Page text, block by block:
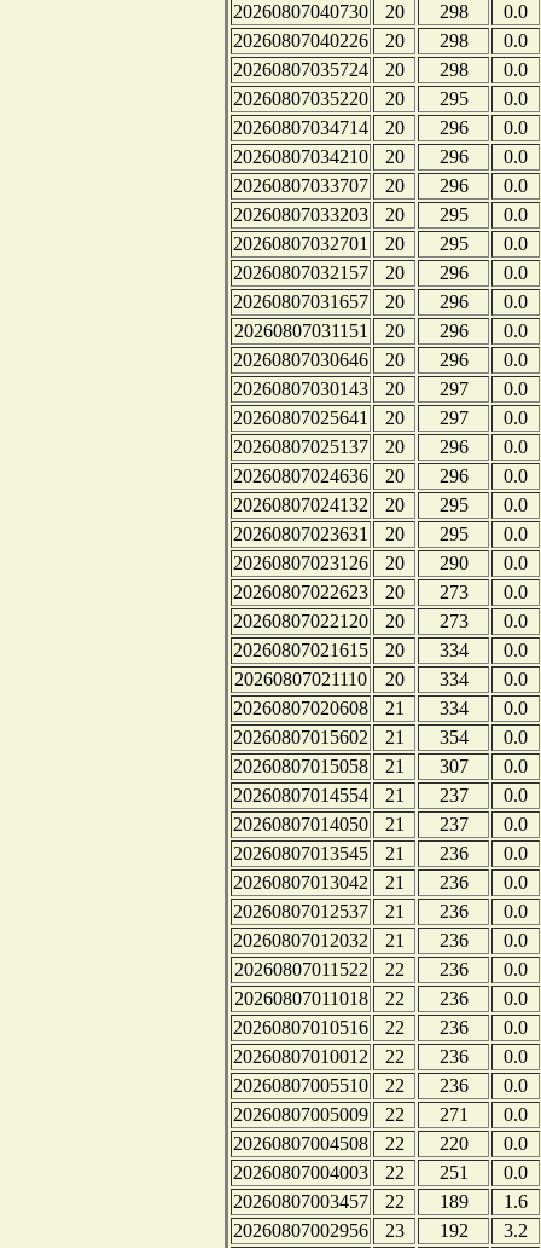
20260807040730
20 298
0.0
20260807040226
20 298
0.0
20260807035724
20 298
0.0
20260807035220
20 295
0.0
20260807034714
20 296
0.0
20260807034210
20 296
0.0
20260807033707
20 296
0.0
20260807033203
20 295
0.0
20260807032701
20 295
0.0
20260807032157
20 296
0.0
20260807031657
20 296
0.0
20260807031151
20 296
0.0
20260807030646
20 296
0.0
20260807030143
20 297
0.0
20260807025641
20 297
0.0
20260807025137
20 296
0.0
20260807024636
20 296
0.0
20260807024132
20 295
0.0
20260807023631
20 295
0.0
20260807023126
20 290
0.0
20260807022623
20 273
0.0
20260807022120
20 273
0.0
20260807021615
20 334
0.0
20260807021110
20 334
0.0
20260807020608
21 334
0.0
20260807015602
21 354
0.0
20260807015058
21 307
0.0
20260807014554
21 237
0.0
20260807014050
21 237
0.0
20260807013545
21 236
0.0
20260807013042
21 236
0.0
20260807012537
21 236
0.0
20260807012032
21 236
0.0
20260807011522
22 236
0.0
20260807011018
22 236
0.0
20260807010516
22 236
0.0
20260807010012
22 236
0.0
20260807005510
22 236
0.0
20260807005009
22 271
0.0
20260807004508
22 220
0.0
20260807004003
22 251
0.0
20260807003457
22 189
1.6
20260807002956
23 192
3.2